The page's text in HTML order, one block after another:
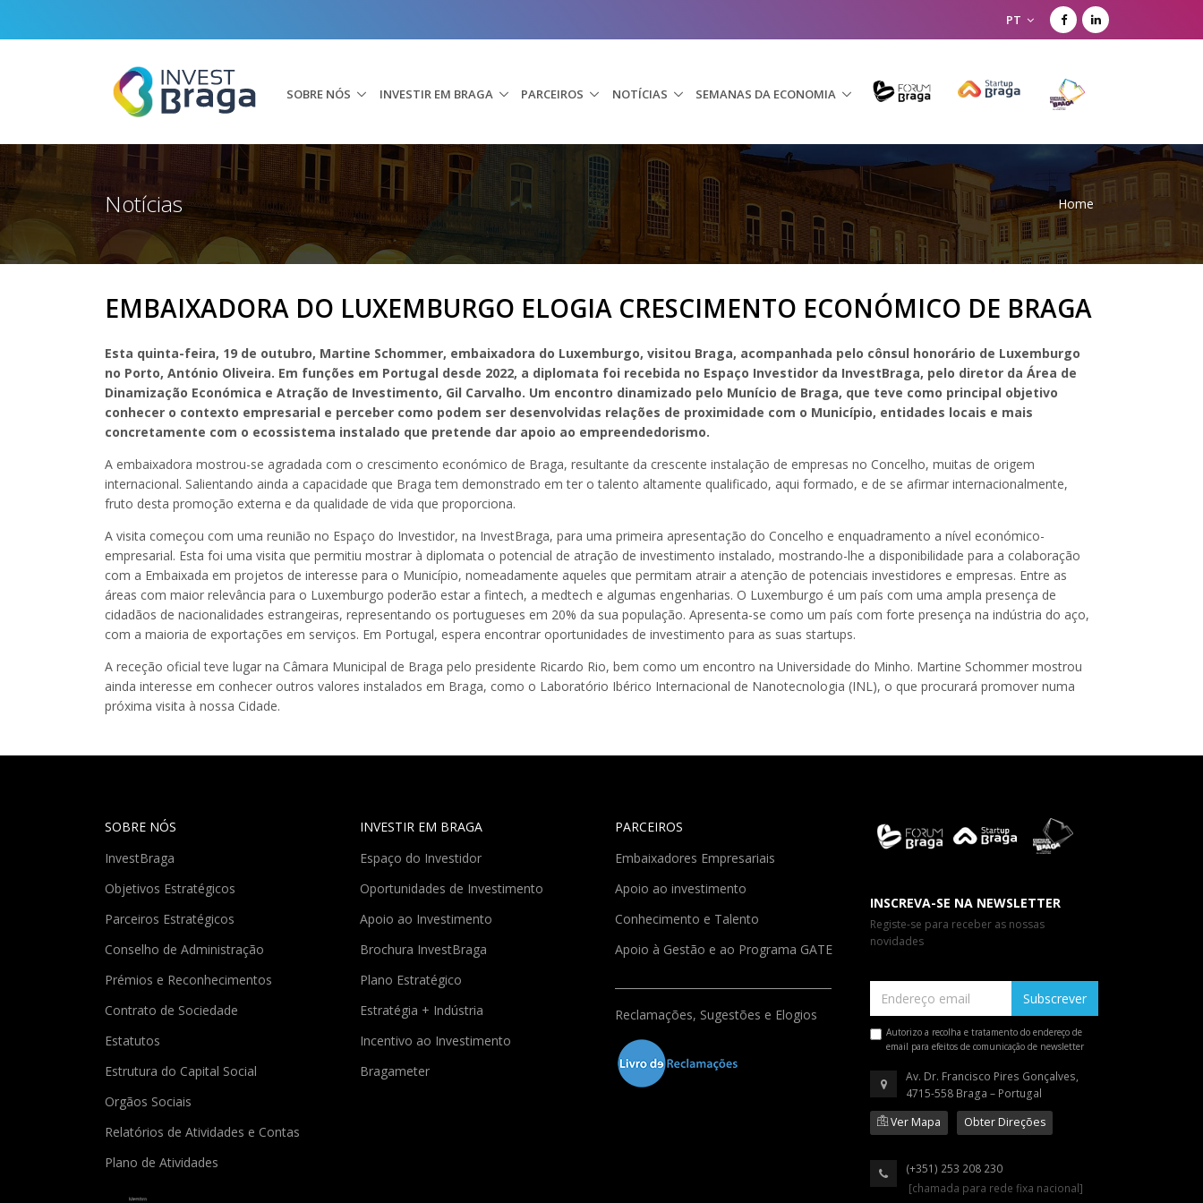
PT
SOBRE NÓS INVESTIR EM BRAGA PARCEIROS NOTÍCIAS SEMANAS DA ECONOMIA
Notícias Home
EMBAIXADORA DO LUXEMBURGO ELOGIA CRESCIMENTO ECONÓMICO DE BRAGA
Esta quinta-feira, 19 de outubro, Martine Schommer, embaixadora do Luxemburgo, visitou Braga, acompanhada pelo cônsul honorário de Luxemburgo
no Porto, António Oliveira. Em funções em Portugal desde 2022, a diplomata foi recebida no Espaço Investidor da InvestBraga, pelo diretor da Área de
Dinamização Económica e Atração de Investimento, Gil Carvalho. Um encontro dinamizado pelo Munício de Braga, que teve como principal objetivo
conhecer o contexto empresarial e perceber como podem ser desenvolvidas relações de proximidade com o Município, entidades locais e mais
concretamente com o ecossistema instalado que pretende dar apoio ao empreendedorismo.
A embaixadora mostrou-se agradada com o crescimento económico de Braga, resultante da crescente instalação de empresas no Concelho, muitas de origem
internacional. Salientando ainda a capacidade que Braga tem demonstrado em ter o talento altamente qualificado, aqui formado, e de se afirmar internacionalmente,
fruto desta promoção externa e da qualidade de vida que proporciona.
A visita começou com uma reunião no Espaço do Investidor, na InvestBraga, para uma primeira apresentação do Concelho e enquadramento a nível económico-
empresarial. Esta foi uma visita que permitiu mostrar à diplomata o potencial de atração de investimento instalado, mostrando-lhe a disponibilidade para a colaboração
com a Embaixada em projetos de interesse para o Município, nomeadamente aqueles que permitam atrair a atenção de potenciais investidores e empresas. Entre as
áreas com maior relevância para o Luxemburgo poderão estar a fintech, a medtech e algumas engenharias. O Luxemburgo é um país com uma ampla presença de
cidadãos de nacionalidades estrangeiras, representando os portugueses em 20% da sua população. Apresenta-se como um país com forte presença na indústria do aço,
com a maioria de exportações em serviços. Em Portugal, espera encontrar oportunidades de investimento para as suas startups.
A receção oficial teve lugar na Câmara Municipal de Braga pelo presidente Ricardo Rio, bem como um encontro na Universidade do Minho. Martine Schommer mostrou
ainda interesse em conhecer outros valores instalados em Braga, como o Laboratório Ibérico Internacional de Nanotecnologia (INL), o que procurará promover numa
próxima visita à nossa Cidade.
SOBRE NÓS
InvestBraga
Objetivos Estratégicos
Parceiros Estratégicos
Conselho de Administração
Prémios e Reconhecimentos
Contrato de Sociedade
Estatutos
Estrutura do Capital Social
Orgãos Sociais
Relatórios de Atividades e Contas
Plano de Atividades
INVESTIR EM BRAGA
Espaço do Investidor
Oportunidades de Investimento
Apoio ao Investimento
Brochura InvestBraga
Plano Estratégico
Estratégia + Indústria
Incentivo ao Investimento
Bragameter
PARCEIROS
Embaixadores Empresariais
Apoio ao investimento
Conhecimento e Talento
Apoio à Gestão e ao Programa GATE
Reclamações, Sugestões e Elogios
INSCREVA-SE NA NEWSLETTER
Registe-se para receber as nossas
novidades
Subscrever
Autorizo a recolha e tratamento do endereço de
email para efeitos de comunicação de newsletter
Av. Dr. Francisco Pires Gonçalves,
4715-558 Braga – Portugal
Ver Mapa
Obter Direções
(+351) 253 208 230
[chamada para rede fixa nacional]